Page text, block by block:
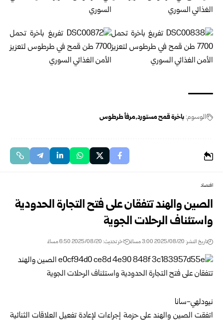
الوسوم:باخرة قمح مستورد مرفأ طرطوس
اقتصاد
الصين والهند تتفقان على فتح التجارة الحدودية
واستئناف الرحلات الجوية
تاريخ النشر: 2025/08/20 3:00 مساءً اخر تحديث: 2025/08/20 6:50 مساءً
نيودلهي-سانا
اتفقت الصين والهند على حزمة إجراءات لإعادة تفعيل العلاقات الثنائية